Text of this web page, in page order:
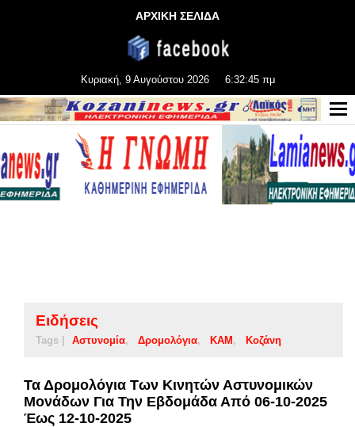
ΑΡΧΙΚΗ ΣΕΛΙΔΑ
Κυριακή, 9 Αυγούστου 2026 6:32:45 πμ
Ειδήσεις
Tags | Αστυνομία Δρομολόγια ΚΑΜ Κοζάνη
Τα Δρομολόγια Των Κινητών Αστυνομικών
Μονάδων Για Την Εβδομάδα Από 06-10-2025
Έως 12-10-2025